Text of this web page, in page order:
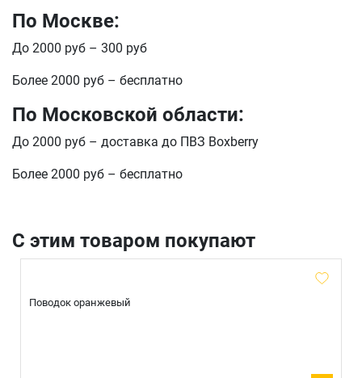
По Москве:
До 2000 руб – 300 руб
Более 2000 руб – бесплатно
По Московской области:
До 2000 руб – доставка до ПВЗ Boxberry
Более 2000 руб – бесплатно
С этим товаром покупают
Поводок оранжевый